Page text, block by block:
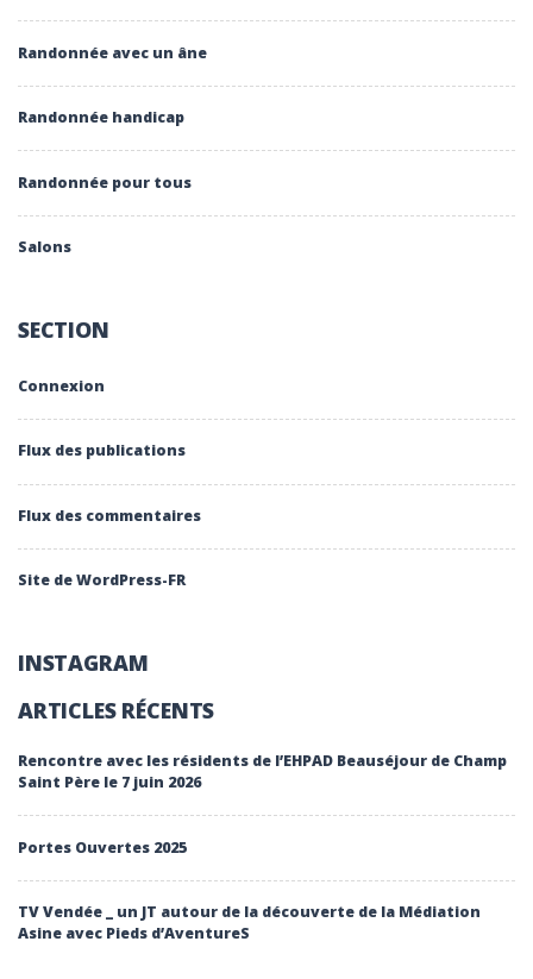
Randonnée avec un âne
Randonnée handicap
Randonnée pour tous
Salons
SECTION
Connexion
Flux des publications
Flux des commentaires
Site de WordPress-FR
INSTAGRAM
ARTICLES RÉCENTS
Rencontre avec les résidents de l’EHPAD Beauséjour de Champ
Saint Père le 7 juin 2026
Portes Ouvertes 2025
TV Vendée _ un JT autour de la découverte de la Médiation
Asine avec Pieds d’AventureS